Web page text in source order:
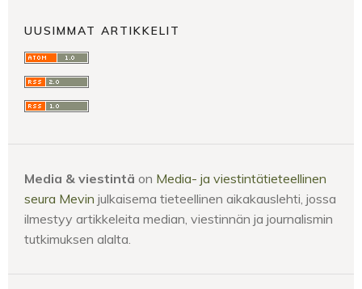
UUSIMMAT ARTIKKELIT
Media & viestintä on Media- ja viestintätieteellinen
seura Mevin julkaisema tieteellinen aikakauslehti, jossa
ilmestyy artikkeleita median, viestinnän ja journalismin
tutkimuksen alalta.